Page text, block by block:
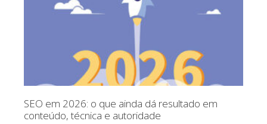
SEO em 2026: o que ainda dá resultado em
conteúdo, técnica e autoridade